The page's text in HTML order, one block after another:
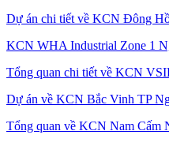
Dự án chi tiết về KCN Đông
KCN WHA Industrial Zone 1
Tổng quan chi tiết về KCN
Dự án về KCN Bắc Vinh TP
Tổng quan về KCN Nam Cấm